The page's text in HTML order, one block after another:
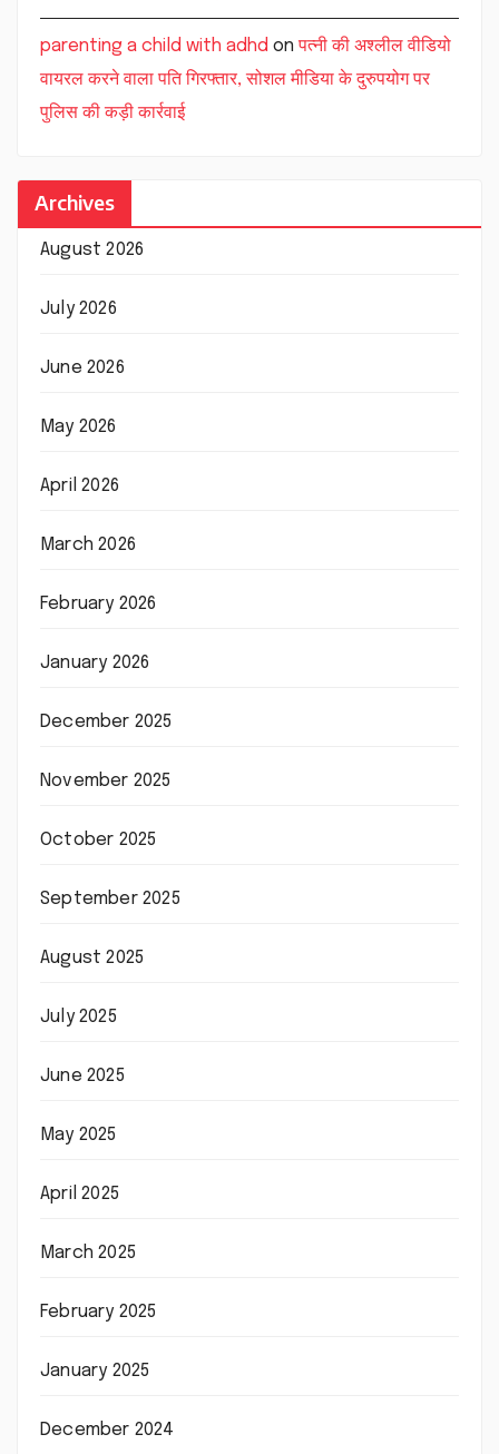
parenting a child with adhd onपत्नी की अश्लील वीडियो
वायरल करने वाला पति गिरफ्तार, सोशल मीडिया के दुरुपयोग पर
पुलिस की कड़ी कार्रवाई
Archives
August 2026
July 2026
June 2026
May 2026
April 2026
March 2026
February 2026
January 2026
December 2025
November 2025
October 2025
September 2025
August 2025
July 2025
June 2025
May 2025
April 2025
March 2025
February 2025
January 2025
December 2024